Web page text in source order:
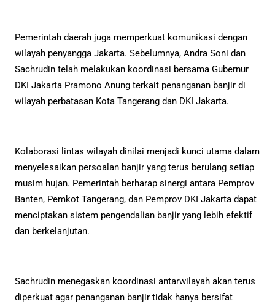
Pemerintah daerah juga memperkuat komunikasi dengan
wilayah penyangga Jakarta. Sebelumnya, Andra Soni dan
Sachrudin telah melakukan koordinasi bersama Gubernur
DKI Jakarta Pramono Anung terkait penanganan banjir di
wilayah perbatasan Kota Tangerang dan DKI Jakarta.
Kolaborasi lintas wilayah dinilai menjadi kunci utama dalam
menyelesaikan persoalan banjir yang terus berulang setiap
musim hujan. Pemerintah berharap sinergi antara Pemprov
Banten, Pemkot Tangerang, dan Pemprov DKI Jakarta dapat
menciptakan sistem pengendalian banjir yang lebih efektif
dan berkelanjutan.
Sachrudin menegaskan koordinasi antarwilayah akan terus
diperkuat agar penanganan banjir tidak hanya bersifat